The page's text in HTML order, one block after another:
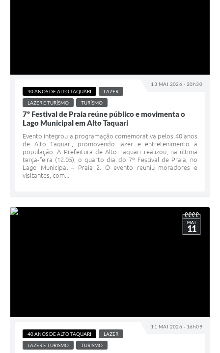
13 MAI 2026 - 20h30
40 ANOS DE ALTO TAQUARI
LAZER
LAZER E TURÍSMO
TURÍSMO
7º Festival de Praia reúne público e movimenta o
Lago Municipal em Alto Taquari
Evento integrou a programação comemorativa pelos 40 anos
de Alto Taquari, promovendo lazer e entretenimento à
população. A Prefeitura de Alto Taquari realizou, na última
terça-feira (12.05), o quarto dia do 7º Festival de Praia, no
Lago Municipal – Praia 2. O evento reuniu moradores e
visitantes, com...
11 MAI 2026 - 16h09
MAI
11
40 ANOS DE ALTO TAQUARI
LAZER
LAZER E TURÍSMO
TURÍSMO